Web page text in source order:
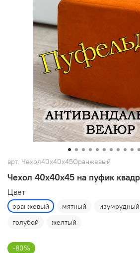
арт. Чехол40х40х45Оранжевый
Чехол 40х40х45 на пуфик
Цвет
оранжевый мятный изумрудный
голубой
желтый
-80%